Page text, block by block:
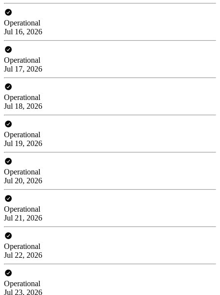
Operational
Jul 16, 2026
Operational
Jul 17, 2026
Operational
Jul 18, 2026
Operational
Jul 19, 2026
Operational
Jul 20, 2026
Operational
Jul 21, 2026
Operational
Jul 22, 2026
Operational
Jul 23, 2026